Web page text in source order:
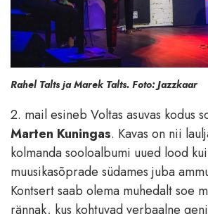
Rahel Talts ja Marek Talts. Foto: Jazzkaar
2. mail esineb Voltas asuvas kodus
Marten Kuningas. Kavas on nii
kolmanda sooloalbumi uued lood
muusikasõprade südames juba
Kontsert saab olema muhedalt soe
rännak, kus kohtuvad verbaalne